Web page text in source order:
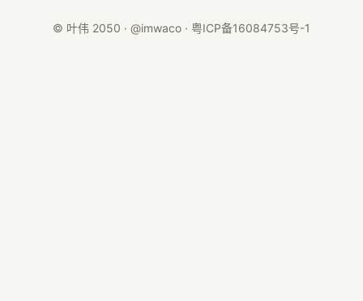
© 叶伟 2050 · @imwaco · 粤ICP备16084753号-1